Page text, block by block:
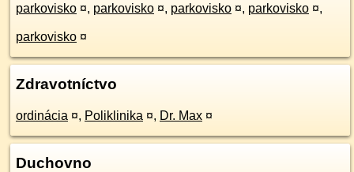
parkovisko ¤, parkovisko ¤, parkovisko ¤, parkovisko ¤,
parkovisko ¤
Zdravotníctvo
ordinácia ¤, Poliklinika ¤, Dr. Max ¤
Duchovno